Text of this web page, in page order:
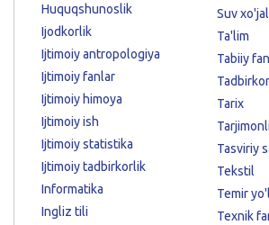
Huquqshunoslik
Ijodkorlik
Ijtimoiy antropologiya
Ijtimoiy fanlar
Ijtimoiy himoya
Ijtimoiy ish
Ijtimoiy statistika
Ijtimoiy tadbirkorlik
Informatika
Ingliz tili
Suv
Ta'lim
Tabiiy
Tarix
Tasviriy
Tekstil
Temir
Texnik